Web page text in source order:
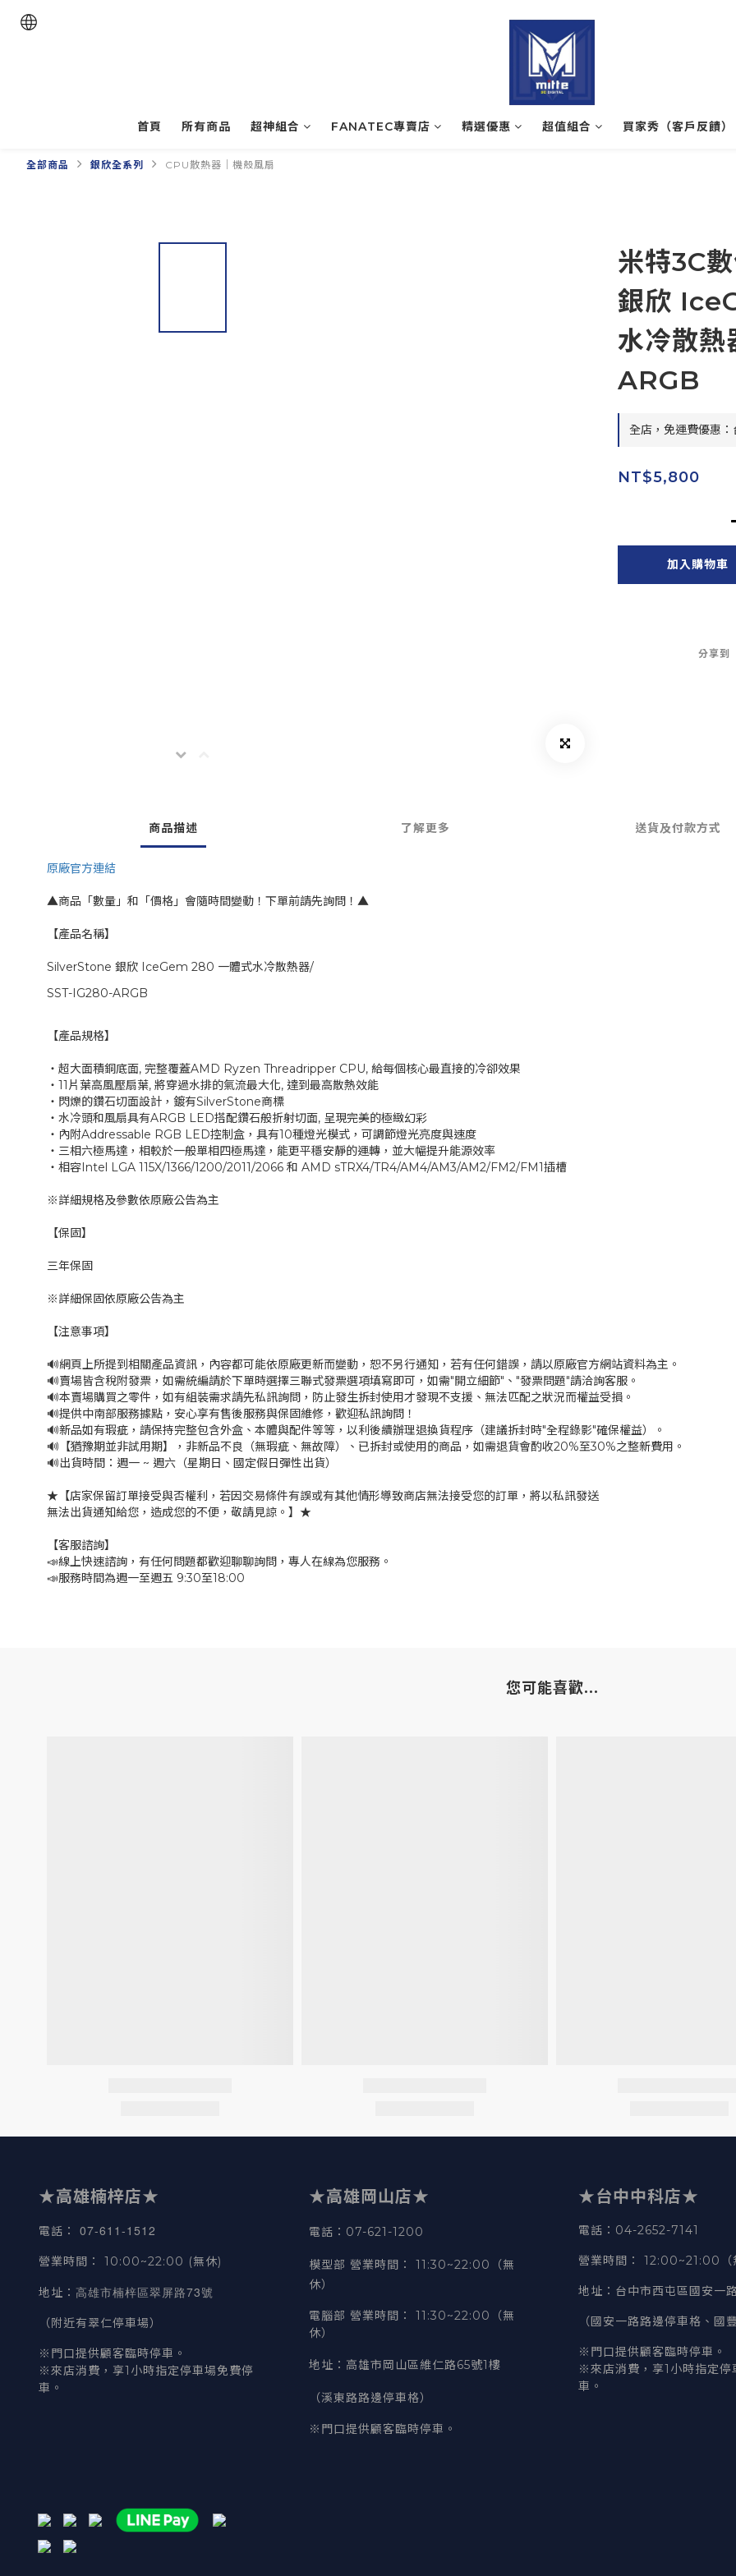
首頁 所有商品 超神組合 FANATEC專賣店 精選優惠 超值組合 買家秀（客戶反饋）
全部商品 銀欣全系列 CPU散熱器｜機殼風扇
米特3C
銀欣
水冷散
ARGB
全店，免運費優惠
NT$5,800
加入購物車
分享到
商品描述 了解更多 送貨及付款方式
原廠官方連結
▲商品「數量」和「價格」會隨時間變動！下單前請先詢問！▲
【產品名稱】
SilverStone 銀欣 IceGem 280 一體式水冷散熱器/
SST-IG280-ARGB
【產品規格】
‧超大面積銅底面, 完整覆蓋AMD Ryzen Threadripper CPU, 給每個核心最直接的冷卻效果
‧11片葉高風壓扇葉, 將穿過水排的氣流最大化, 達到最高散熱效能
‧閃爍的鑽石切面設計，鍍有SilverStone商標
‧水冷頭和風扇具有ARGB LED搭配鑽石般折射切面, 呈現完美的極緻幻彩
‧內附Addressable RGB LED控制盒，具有10種燈光模式，可調節燈光亮度與速度
‧三相六極馬達，相較於一般單相四極馬達，能更平穩安靜的運轉，並大幅提升能源效率
‧相容Intel LGA 115X/1366/1200/2011/2066 和 AMD sTRX4/TR4/AM4/AM3/AM2/FM2/FM1插槽
※詳細規格及參數依原廠公告為主
【保固】
三年保固
※詳細保固依原廠公告為主
【注意事項】
🔊網頁上所提到相關產品資訊，內容都可能依原廠更新而變動，恕不另行通知，若有任何錯誤，請以原廠官方網站資料為主。
🔊賣場皆含稅附發票，如需統編請於下單時選擇三聯式發票選項填寫即可，如需"開立細節"、"發票問題"請洽詢客服。
🔊本賣場購買之零件，如有組裝需求請先私訊詢問，防止發生拆封使用才發現不支援、無法匹配之狀況而權益受損。
🔊提供中南部服務據點，安心享有售後服務與保固維修，歡迎私訊詢問！
🔊新品如有瑕疵，請保持完整包含外盒、本體與配件等等，以利後續辦理退換貨程序（建議拆封時"全程錄影"確保權益）。
🔊【猶豫期並非試用期】，非新品不良（無瑕疵、無故障）、已拆封或使用的商品，如需退貨會酌收20%至30%之整新費用。
🔊出貨時間：週一 ~ 週六（星期日、國定假日彈性出貨）
★【店家保留訂單接受與否權利，若因交易條件有誤或有其他情形導致商店無法接受您的訂單，將以私訊發送
無法出貨通知給您，造成您的不便，敬請見諒。】★
【客服諮詢】
📣線上快速諮詢，有任何問題都歡迎聊聊詢問，專人在線為您服務。
📣服務時間為週一至週五 9:30至18:00
您可能喜歡...
★高雄楠梓店★
電話 ： 07-611-1512
營業時間 ： 10:00~22:00 (無休)
地址 ： 高雄市楠梓區翠屏路73號
（附近有翠仁停車場）
※門口提供顧客臨時停車。
※來店消費，享1小時指定停車場免費停
車。
★高雄岡山店★
電話：07-621-1200
模型部 營業時間 ：
11:30~22:00（無
休）
電腦部 營業時間 ：
11:30~22:00（無
休）
地址 ： 高雄市岡山區維仁路65號1樓
（溪東路路邊停車格）
※門口提供顧客臨時停車。
★台中中科店★
電話 ：04-2652-7141
營業時間 ： 12:00~21:00（
地址 ：台中市西屯區國安一
（國安一路路邊停車格、國
※門口提供顧客臨時停車。
※來店消費，享1小時指定停
車。